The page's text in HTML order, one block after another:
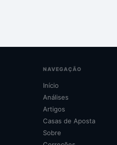
NAVEGAÇÃO
Início
Análises
Artigos
Casas de Aposta
Sobre